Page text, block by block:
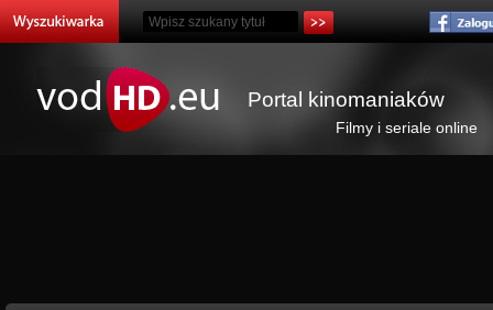
Portal kinomaniaków
Filmy i seriale online